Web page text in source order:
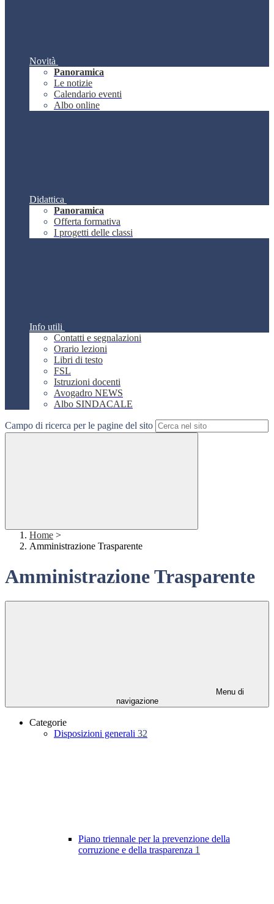
Novità
Panoramica
Le notizie
Calendario eventi
Albo online
Didattica
Panoramica
Offerta formativa
I progetti delle classi
Info utili
Contatti e segnalazioni
Orario lezioni
Libri di testo
FSL
Istruzioni docenti
Avogadro NEWS
Albo SINDACALE
Campo di ricerca per le pagine del sito
Home >
Amministrazione Trasparente
Amministrazione Trasparente
Menu di
navigazione
Categorie
Disposizioni generali 32
Piano triennale per la prevenzione della
corruzione e della trasparenza 1